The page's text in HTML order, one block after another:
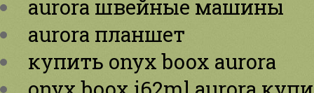
aurora швейные машины
aurora планшет
купить onyx boox aurora